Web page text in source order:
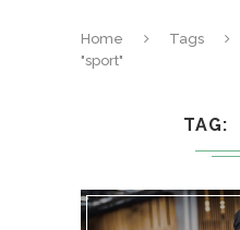
Home Tags
"sport"
TAG